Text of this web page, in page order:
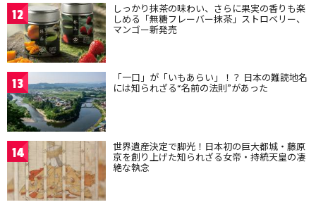
12 しっかり抹茶の味わい、さらに果実の香りも楽
しめる「無糖フレーバー抹茶」ストロベリー、
マンゴー新発売
13 「一口」が「いもあらい」！？ 日本の難読地名
には知られざる“名前の法則”があった
14 世界遺産決定で脚光！日本初の巨大都城・藤原
京を創り上げた知られざる女帝・持統天皇の凄
絶な執念